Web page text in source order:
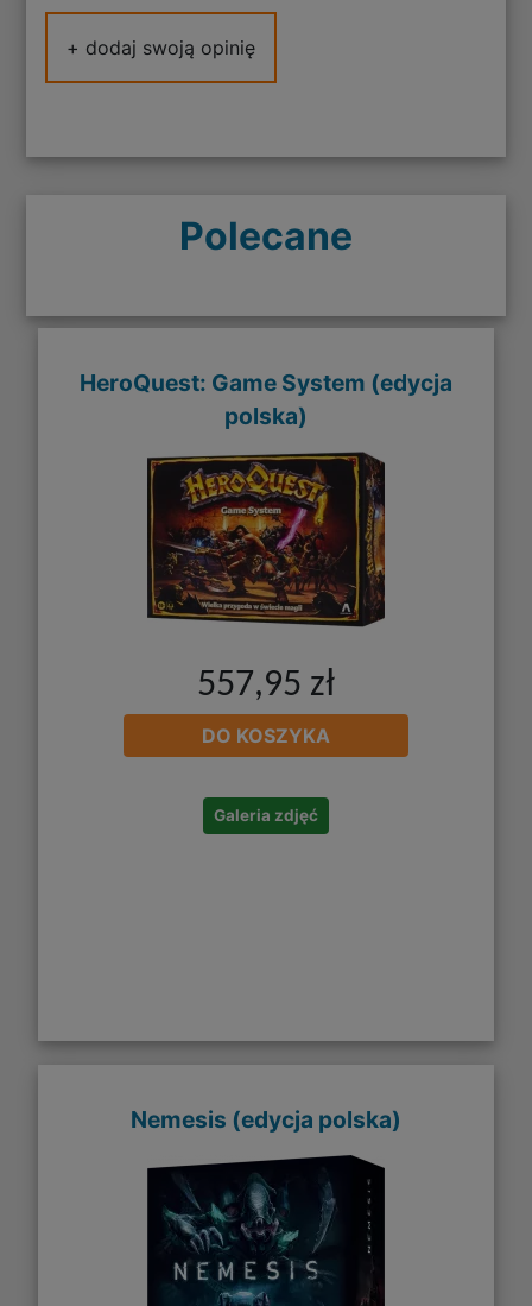
+ dodaj swoją opinię
Polecane
HeroQuest: Game System (edycja
polska)
557,95 zł
DO KOSZYKA
Galeria zdjęć
Nemesis (edycja polska)